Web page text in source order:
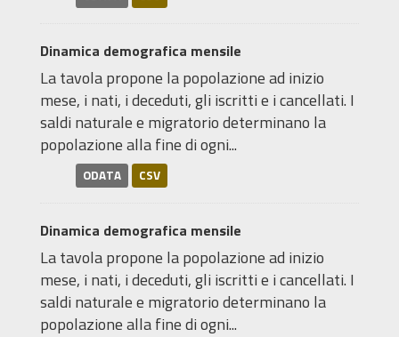
Dinamica demografica mensile
La tavola propone la popolazione ad inizio
mese, i nati, i deceduti, gli iscritti e i cancellati. I
saldi naturale e migratorio determinano la
popolazione alla fine di ogni...
ODATA CSV
Dinamica demografica mensile
La tavola propone la popolazione ad inizio
mese, i nati, i deceduti, gli iscritti e i cancellati. I
saldi naturale e migratorio determinano la
popolazione alla fine di ogni...